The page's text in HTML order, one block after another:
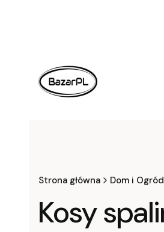
Strona główna Dom i Ogród
Kosy